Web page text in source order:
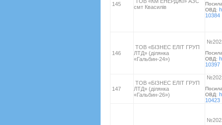
145
смт Квасилів
ОВД:
10384
146
ТОВ «БІЗНЕС ЕЛІТ ГРУП
ЛТД» (ділянка
«Гальбин-24»)
ОВД:
10397
147
ТОВ «БІЗНЕС ЕЛІТ ГРУП
ЛТД» (ділянка
«Гальбин-26»)
ОВД:
10423